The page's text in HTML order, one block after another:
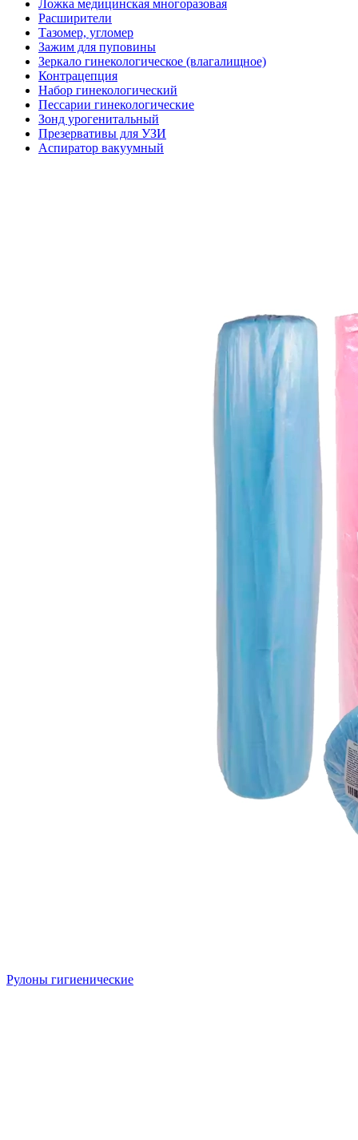
Ложка медицинская многоразовая
Расширители
Тазомер, угломер
Зажим для пуповины
Зеркало гинекологическое (влагалищное)
Контрацепция
Набор гинекологический
Пессарии гинекологические
Зонд урогенитальный
Презервативы для УЗИ
Аспиратор вакуумный
Рулоны гигиенические